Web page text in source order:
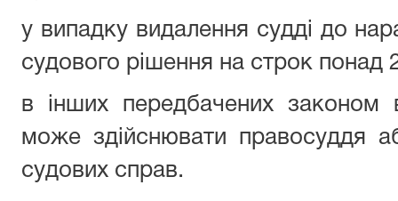
у випадку видалення судді до
судового рішення на строк понад
в інших передбачених
може здійснювати правосуддя
судових справ.